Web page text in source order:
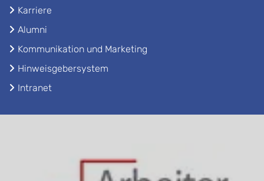
Karriere
Alumni
Kommunikation und Marketing
Hinweisgebersystem
Intranet